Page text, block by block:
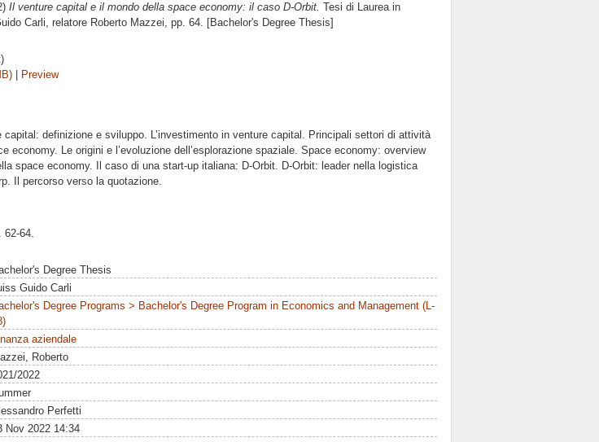
Il venture capital e il mondo della space economy: il caso D-Orbit. Tesi di Laurea in
Carli, relatore Roberto Mazzei, pp. 64. [Bachelor's Degree Thesis]
| Preview
capital: definizione e sviluppo. L’investimento in venture capital. Principali settori di attività
economy. Le origini e l’evoluzione dell’esplorazione spaziale. Space economy: overview
space economy. Il caso di una start-up italiana: D-Orbit. D-Orbit: leader nella logistica
Il percorso verso la quotazione.
62-64.
Degree Thesis
Guido Carli
Degree Programs > Bachelor's Degree Program in Economics and Management (L-
aziendale
Roberto
2022
Perfetti
Nov 2022 14:34